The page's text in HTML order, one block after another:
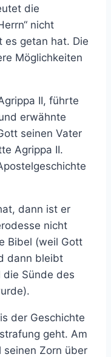
die
nicht
es getan hat. Die
Möglichkeiten
II, führte
erwähnte
seinen Vater
Agrippa II.
dann ist er
nicht
Bibel (weil Gott
dann bleibt
die Sünde des
der Geschichte
geht. Am
seinen Zorn über